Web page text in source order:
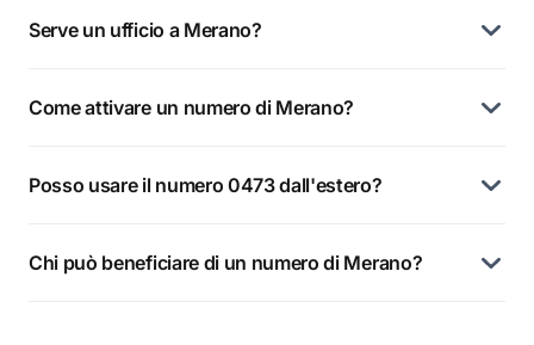
Serve un ufficio a Merano?
Come attivare un numero di Merano?
Posso usare il numero 0473 dall'estero?
Chi può beneficiare di un numero di Merano?